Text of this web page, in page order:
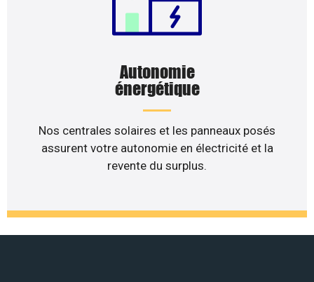
Autonomie
énergétique
Nos centrales solaires et les panneaux posés
assurent votre autonomie en électricité et la
revente du surplus.